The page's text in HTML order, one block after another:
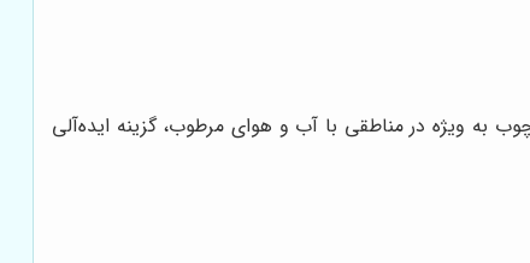
به ویژه در مناطقی با آب و هوای مرطوب، گزینه ایده‌آلی